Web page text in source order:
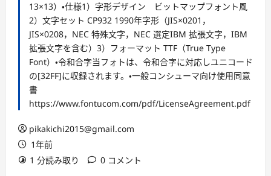
13×13）・仕様1）字形デザイン ビットマップフォント風
2）文字セット CP932 1990年字形（JIS×0201，
JIS×0208，NEC 特殊文字，NEC 選定IBM 拡張文字，IBM
拡張文字を含む）3）フォーマット TTF（True Type
Font）・令和合字当フォトは、令和合字に対応しユニコード
の[32FF]に収録されます。・一般コンシューマ向け使用同意
書
https://www.fontucom.com/pdf/LicenseAgreement.pdf
pikakichi2015@gmail.com
1年前
1 分読み取り
0 コメント